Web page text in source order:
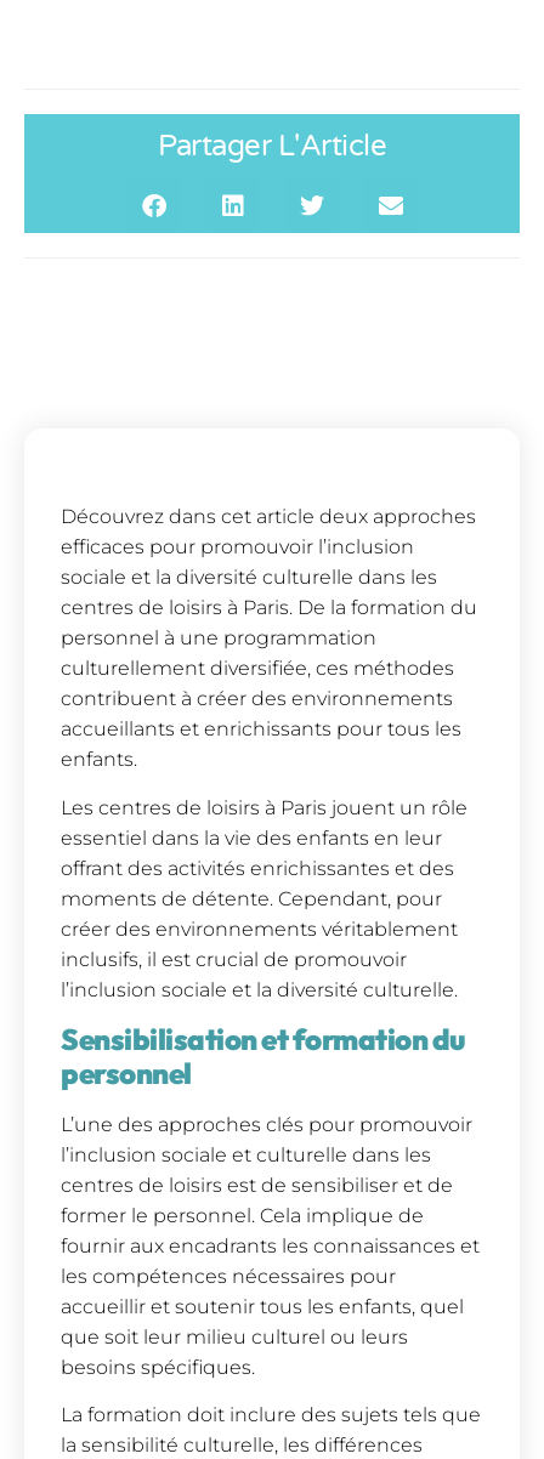
Partager L'Article
Découvrez dans cet article deux approches
efficaces pour promouvoir l’inclusion
sociale et la diversité culturelle dans les
centres de loisirs à Paris. De la formation du
personnel à une programmation
culturellement diversifiée, ces méthodes
contribuent à créer des environnements
accueillants et enrichissants pour tous les
enfants.
Les centres de loisirs à Paris jouent un rôle
essentiel dans la vie des enfants en leur
offrant des activités enrichissantes et des
moments de détente. Cependant, pour
créer des environnements véritablement
inclusifs, il est crucial de promouvoir
l’inclusion sociale et la diversité culturelle.
Sensibilisation et formation du
personnel
L’une des approches clés pour promouvoir
l’inclusion sociale et culturelle dans les
centres de loisirs est de sensibiliser et de
former le personnel. Cela implique de
fournir aux encadrants les connaissances et
les compétences nécessaires pour
accueillir et soutenir tous les enfants, quel
que soit leur milieu culturel ou leurs
besoins spécifiques.
La formation doit inclure des sujets tels que
la sensibilité culturelle, les différences